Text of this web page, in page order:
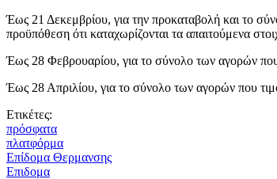
Έως 21 Δεκεμβρίου, για την προκαταβολή και το
προϋπόθεση ότι καταχωρίζονται τα απαιτούμενα
Έως 28 Φεβρουαρίου, για το σύνολο των αγορών που
Έως 28 Απριλίου, για το σύνολο των αγορών που
Ετικέτες:
πρόσφατα
πλατφόρμα
Επίδομα Θερμανσης
Επιδομα